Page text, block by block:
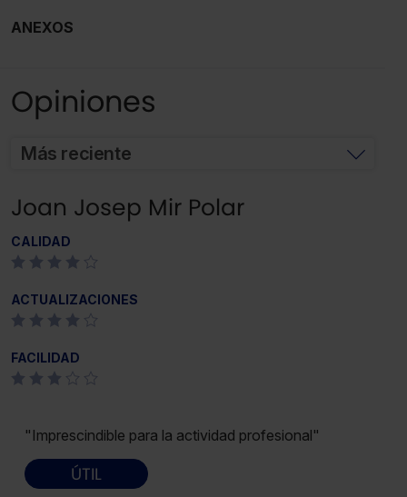
ANEXOS
Opiniones
Más reciente
Joan Josep Mir Polar
CALIDAD
ACTUALIZACIONES
FACILIDAD
"Imprescindible para la actividad profesional"
ÚTIL